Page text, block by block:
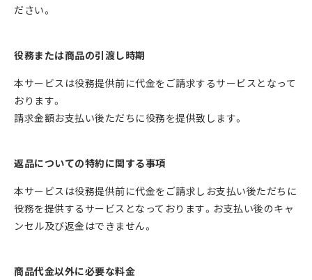
ださい。
役務または商品の引渡し時期
本サービスは役務提供前に代⾦をご請求するサービスとなって
おります。
請求金額お支払い後ただちに役務を提供致します。
返品についての特約に関する事項
本サービスは役務提供前に代⾦をご請求しお支払い後ただちに
役務を提供するサービスとなっております。お支払い後のキャ
ンセル及び返金はできません。
商品代⾦以外に必要な料⾦